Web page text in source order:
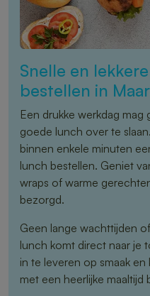
Snelle en
bestellen in
Een drukke werkdag
goede lunch over te
binnen enkele minuten
lunch bestellen. Geniet
wraps of warme
bezorgd.
Geen lange wachttijden
lunch komt direct naar je
in te leveren op smaak
met een heerlijke maaltijd